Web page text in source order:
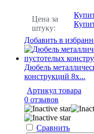
Цена за
штуку:
Добавить в
Дюбель
конструкций 8х...
Артикул товара
0 отзывов
Сравнить